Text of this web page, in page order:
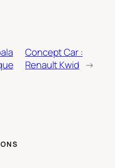
Concept Car :
Renault Kwid →